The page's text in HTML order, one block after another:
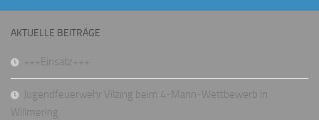
AKTUELLE BEITRÄGE
+++Einsatz+++
Jugendfeuerwehr Vilzing beim 4-Mann-Wettbewerb in
Willmering